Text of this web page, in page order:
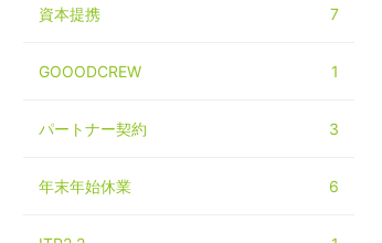
読む
資本提携 7
GOOODCREW 1
パートナー契約 3
年末年始休業 6